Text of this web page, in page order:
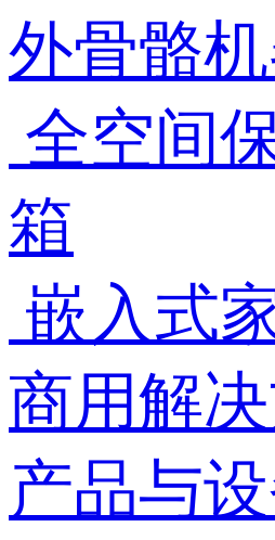
外骨骼
全空间
箱
嵌入式
商用解
产品与